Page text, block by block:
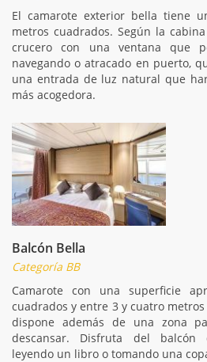
El camarote exterior bella tiene
metros cuadrados. Según la
crucero con una ventana que
navegando o atracado en puerto,
una entrada de luz natural que
más acogedora.
Balcón Bella
Categoría BB
Camarote con una superficie
cuadrados y entre 3 y cuatro
dispone además de una zona
descansar. Disfruta del balcón
leyendo un libro o tomando una